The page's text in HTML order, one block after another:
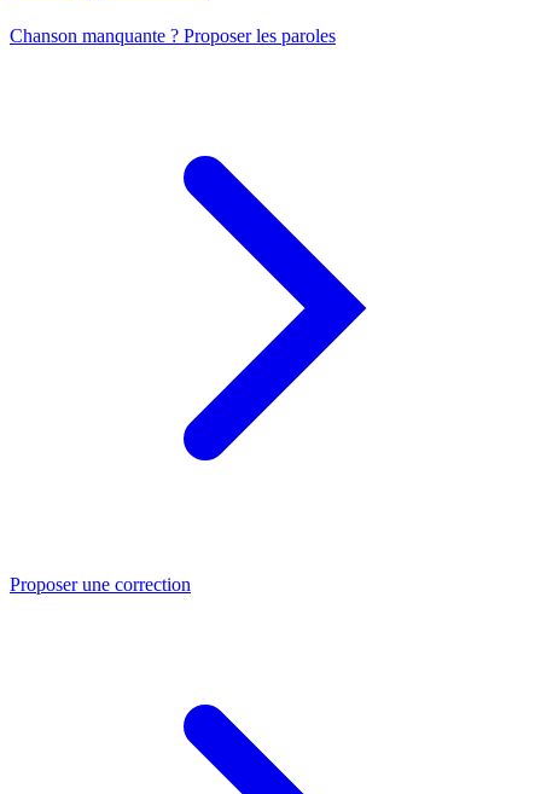
Chanson manquante ? Proposer les paroles
Proposer une correction